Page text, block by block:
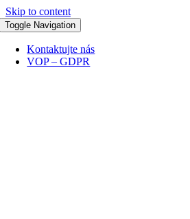
Skip to content
Toggle Navigation
Kontaktujte nás
VOP – GDPR